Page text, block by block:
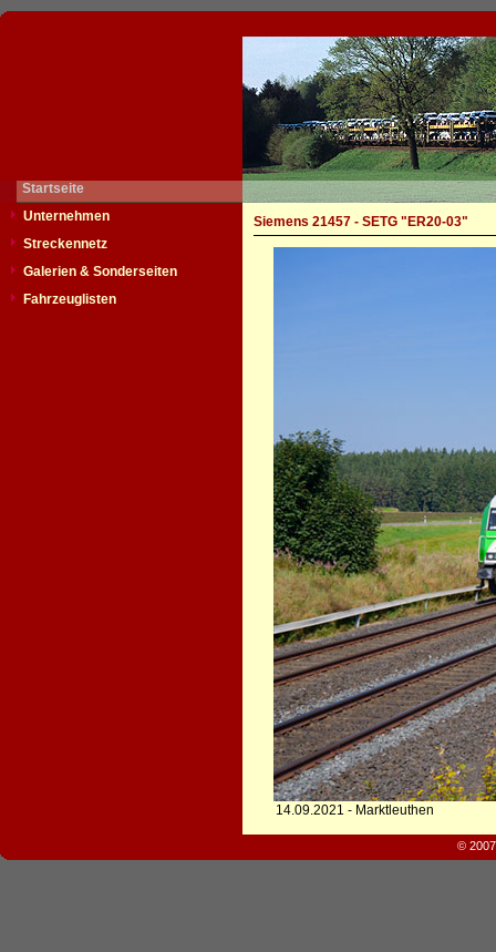
Startseite
Unternehmen
Streckennetz
Galerien & Sonderseiten
Fahrzeuglisten
Siemens 21457 - SETG "ER20-03"
14.09.2021 - Marktleuthen
©